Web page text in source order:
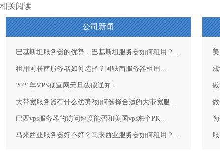
相关阅读
公司新闻
巴基斯坦服务器的优势，巴基斯坦服务器如何租用？...
租用阿联酋服务器如何选择？阿联酋服务器租用...
2021年VPS便宜网元旦放假通知...
大带宽服务器有什么优势?如何选择合适的大带宽服务器？...
巴西vps服务器的访问速度能否和美国vps来个PK...
马来西亚服务器好不好？马来西亚服务器如何租用？...